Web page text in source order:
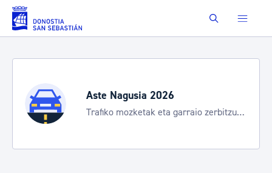
Eduki nagusira joan Buscar
Aste Nagusia 2026
Trafiko mozketak eta garraio zerbitzu